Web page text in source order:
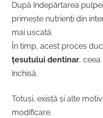
După îndepărtarea
primește nutrienți din
mai uscată.
În timp, acest proces
țesutului dentinar,
închisă.
Totuși, există și alte
modificare.